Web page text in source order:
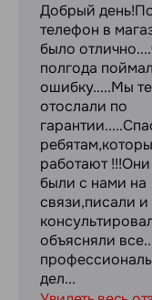
Добрый
телефон в
было
полгода
ошибку.....Мы
отослали по
работают
были с нами на
связи,писали
объясняли
дел...